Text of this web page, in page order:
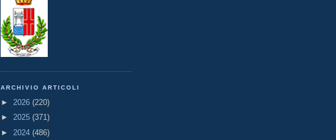
ARCHIVIO ARTICOLI
► 2026 (220)
► 2025 (371)
► 2024 (486)